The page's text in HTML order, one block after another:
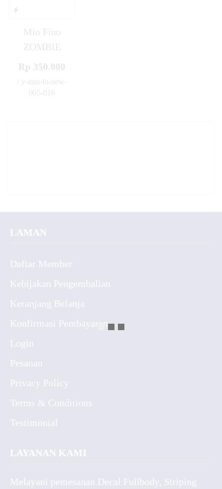
Mio Fino
ZOMBIE
Rp 350.000
/ y-mio-fn-new-
005-016
LAMAN
Daftar Member
Kebijakan Pengembalian
Keranjang Belanja
Konfirmasi Pembayaran
Login
Pesanan
Privacy Policy
Terms & Conditions
Testimonial
LAYANAN KAMI
Melayani pemesanan Decal Fullbody, Striping